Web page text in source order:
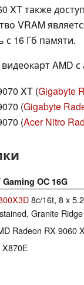
XT также
VRAM
с 16 Гб памяти.
AMD с
XT (Gigabyte
(Gigabyte
(Acer Nitro
OC 16G
8c/16t, 8 x
Granite Ridge
Radeon RX 9060